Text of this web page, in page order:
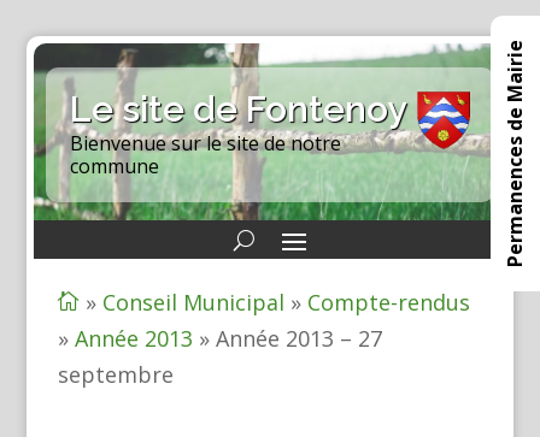
Le site de Fontenoy
Bienvenue sur le site de notre
commune
Permanences de Mairie
» Conseil Municipal » Compte-rendus
» Année 2013 » Année 2013 – 27
septembre